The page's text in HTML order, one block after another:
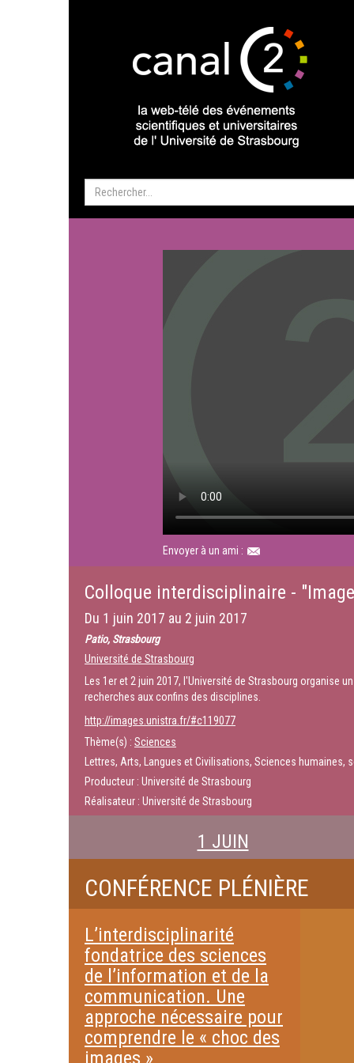
Envoyer à un ami :
Colloque interdisciplinaire -
Du 1 juin 2017 au 2 juin 2017
Patio, Strasbourg
Université de Strasbourg
Les 1er et 2 juin 2017, l'Université de Strasbourg organise
recherches aux confins des disciplines.
http://images.unistra.fr/#c119077
Thème(s) : Sciences
Lettres, Arts, Langues et Civilisations, Sciences
Producteur : Université de Strasbourg
Réalisateur : Université de Strasbourg
1 JUIN
CONFÉRENCE PLÉNIÈRE
L’interdisciplinarité
fondatrice des sciences
de l’information et de la
communication. Une
approche nécessaire pour
comprendre le « choc des
images »